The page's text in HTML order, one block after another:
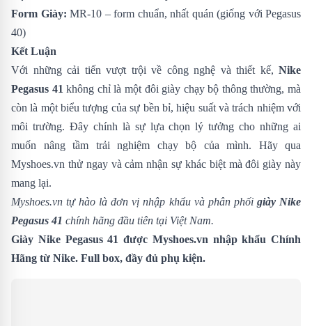
Form Giày: MR-10 – form chuẩn, nhất quán (giống với Pegasus
40)
Kết Luận
Với những cải tiến vượt trội về công nghệ và thiết kế, Nike
Pegasus 41 không chỉ là một đôi giày chạy bộ thông thường, mà
còn là một biểu tượng của sự bền bỉ, hiệu suất và trách nhiệm với
môi trường. Đây chính là sự lựa chọn lý tưởng cho những ai
muốn nâng tầm trải nghiệm chạy bộ của mình. Hãy qua
Myshoes.vn thử ngay và cảm nhận sự khác biệt mà đôi giày này
mang lại.
Myshoes.vn tự hào là đơn vị nhập khẩu và phân phối giày Nike
Pegasus 41 chính hãng đầu tiên tại Việt Nam.
Giày Nike Pegasus 41 được Myshoes.vn nhập khẩu Chính
Hãng từ Nike. Full box, đầy đủ phụ kiện.